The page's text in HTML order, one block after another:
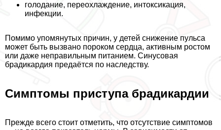
голодание, переохлаждение, интоксикация,
инфекции.
Помимо упомянутых причин, у детей снижение пульса
может быть вызвано пороком сердца, активным ростом
или даже неправильным питанием. Синусовая
брадикардия предаётся по наследству.
Симптомы приступа брадикардии
Прежде всего стоит отметить, что отсутствие симптомов